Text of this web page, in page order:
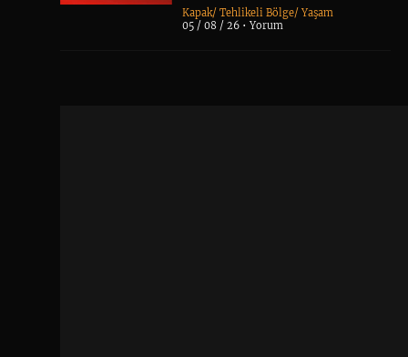
Kapak/Tehlikeli Bölge/Yaşam
05 / 08 / 26 •Yorum